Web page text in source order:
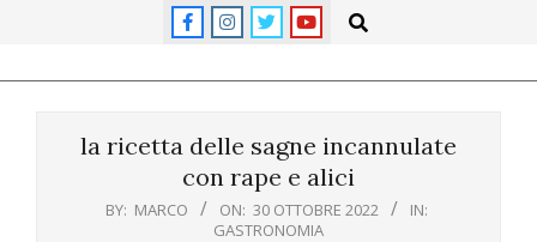
Search
la ricetta delle sagne incannulate
con rape e alici
BY: MARCO ON: 30 OTTOBRE 2022
IN:
GASTRONOMIA